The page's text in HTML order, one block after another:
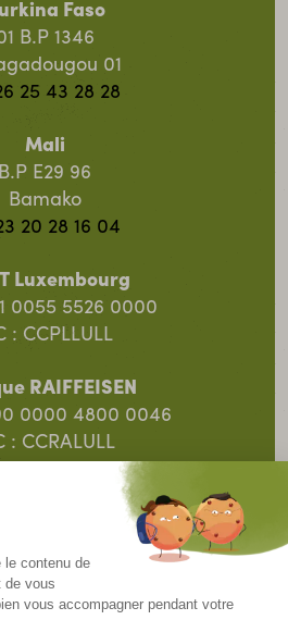
Faso
B.P 1346
01
25 43 28 28
Mali
B.P E29 96
Bamako
20 28 16 04
Luxembourg
0055 5526 0000
: CCPLLULL
RAIFFEISEN
0000 4800 0046
: CCRALULL
Spuerkeess
5055 8313 4000